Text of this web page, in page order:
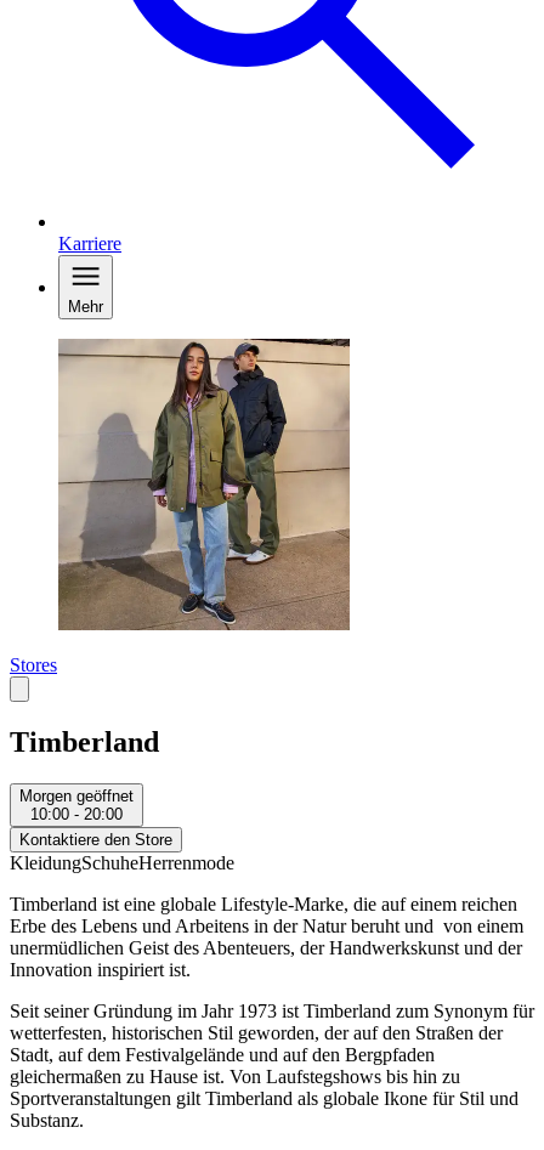
Karriere
Mehr
Stores
Timberland
Morgen geöffnet
10:00 - 20:00
Kontaktiere den Store
KleidungSchuheHerrenmode
Timberland ist eine globale Lifestyle-Marke, die auf einem reichen
Erbe des Lebens und Arbeitens in der Natur beruht und von einem
unermüdlichen Geist des Abenteuers, der Handwerkskunst und der
Innovation inspiriert ist.
Seit seiner Gründung im Jahr 1973 ist Timberland zum Synonym für
wetterfesten, historischen Stil geworden, der auf den Straßen der
Stadt, auf dem Festivalgelände und auf den Bergpfaden
gleichermaßen zu Hause ist. Von Laufstegshows bis hin zu
Sportveranstaltungen gilt Timberland als globale Ikone für Stil und
Substanz.